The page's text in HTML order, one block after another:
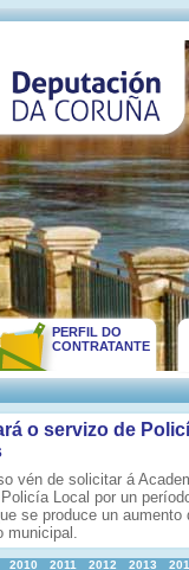
PERFIL DO
CONTRATANTE
o servizo de
vén de solicitar á
Local por un
se produce un
municipal.
2010 2011 2012 2013